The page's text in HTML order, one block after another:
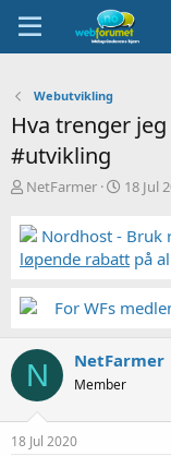
Webutvikling
Hva trenger
#utvikling
T
å
d
s
a
e
r
NetFarmer
S
r
t
a
18 Jul
Nordhost - Bruk
løpende rabatt på
For WFs
N NetFarmer
Member
18 Jul 2020